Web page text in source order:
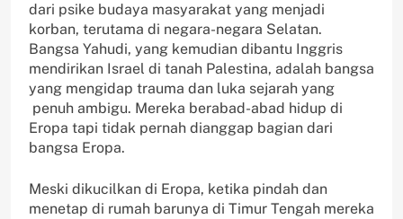
dari psike budaya masyarakat yang menjadi
korban, terutama di negara-negara Selatan.
Bangsa Yahudi, yang kemudian dibantu Inggris
mendirikan Israel di tanah Palestina, adalah bangsa
yang mengidap trauma dan luka sejarah yang
penuh ambigu. Mereka berabad-abad hidup di
Eropa tapi tidak pernah dianggap bagian dari
bangsa Eropa.
Meski dikucilkan di Eropa, ketika pindah dan
menetap di rumah barunya di Timur Tengah mereka